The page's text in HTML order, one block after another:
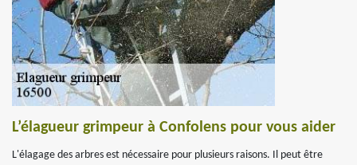
L’élagueur grimpeur à Confolens pour vous aider
L'élagage des arbres est nécessaire pour plusieurs raisons. Il peut être